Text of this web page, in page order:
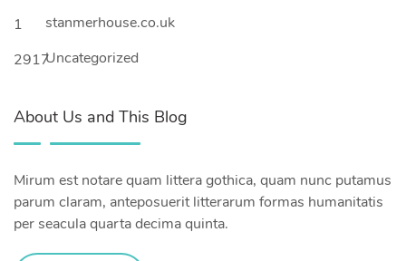
1
stanmerhouse.co.uk
2917Uncategorized
About Us and This Blog
Mirum est notare quam littera gothica, quam nunc putamus
parum claram, anteposuerit litterarum formas humanitatis
per seacula quarta decima quinta.